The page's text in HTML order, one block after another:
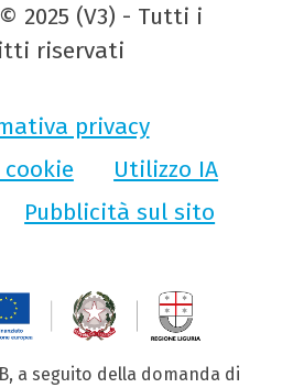
2025 (V3) - Tutti i
riservati
privacy
Utilizzo IA
Pubblicità sul sito
a seguito della domanda di